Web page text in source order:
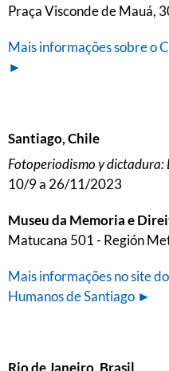
Praça Visconde de Mauá,
Mais informações sobre o
►
Santiago, Chile
Fotoperiodismo y
10/9 a 26/11/2023
Museu da Memoria e
Matucana 501 - Región
Mais informações no site
Humanos de Santiago ►
Rio de Janeiro, Brasil